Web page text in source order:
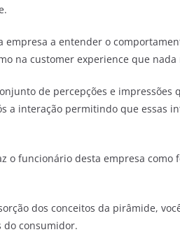
empresa a entender o
na customer experience que
de percepções e impressões
a interação permitindo que essas
o funcionário desta empresa como
dos conceitos da pirâmide,
do consumidor.